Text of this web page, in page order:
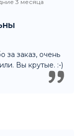
3 месяца
заказ, очень
Вы крутые. :-)